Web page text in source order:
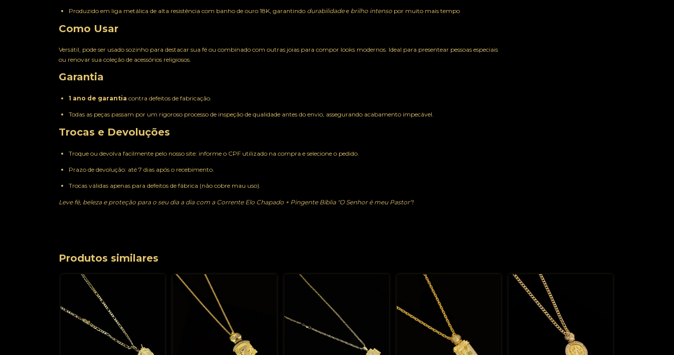
Produzido em liga metálica de alta resistência com banho de ouro 18K, garantindo durabilidadee brilho intenso por muito mais tempo
Como Usar
Versátil, pode ser usado sozinho para destacar sua fé ou combinado com outras joias para compor looks modernos. Ideal para presentear pessoas especiais
ou renovar sua coleção de acessórios religiosos.
Garantia
1 ano de garantia contra defeitos de fabricação.
Todas as peças passam por um rigoroso processo de inspeção de qualidade antes do envio, assegurando acabamento impecável.
Trocas e Devoluções
Troque ou devolva facilmente pelo nosso site: informe o CPF utilizado na compra e selecione o pedido.
Prazo de devolução: até 7 dias após o recebimento.
Trocas válidas apenas para defeitos de fábrica (não cobre mau uso).
Leve fé, beleza e proteção para o seu dia a dia com a Corrente Elo Chapado + Pingente Bíblia "O Senhor é meu Pastor"!
Produtos similares